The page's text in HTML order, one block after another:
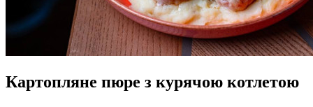
Картопляне пюре з курячою котлетою